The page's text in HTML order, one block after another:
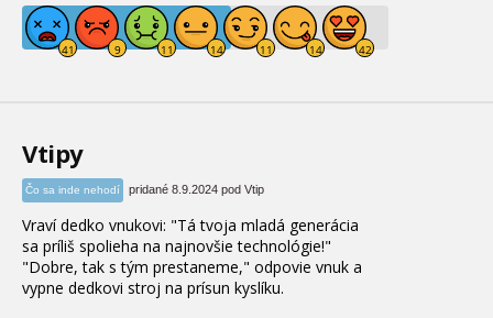
Vtipy
Čo sa inde nehodí pridané 8.9.2024 pod Vtip
Vraví dedko vnukovi: "Tá tvoja mladá generácia
sa príliš spolieha na najnovšie technológie!"
"Dobre, tak s tým prestaneme," odpovie vnuk a
vypne dedkovi stroj na prísun kyslíku.